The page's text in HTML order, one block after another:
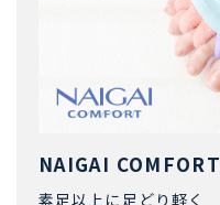
NAIGAI COMFORT
素足以上に足どり軽く